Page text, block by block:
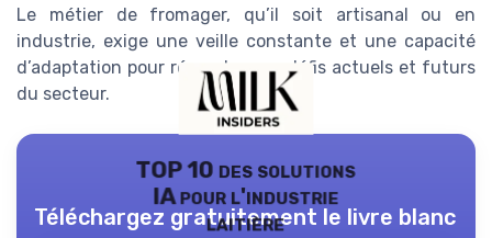
Le métier de fromager, qu’il soit artisanal ou en
industrie, exige une veille constante et une capacité
d’adaptation pour répondre aux défis actuels et futurs
du secteur.
TOP 10 des solutions
IA pour l'industrie
laitière
Téléchargez gratuitement le livre blanc